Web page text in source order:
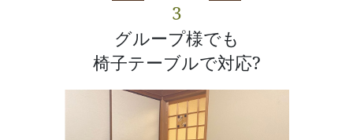
3
グループ様でも
椅子テーブルで対応?